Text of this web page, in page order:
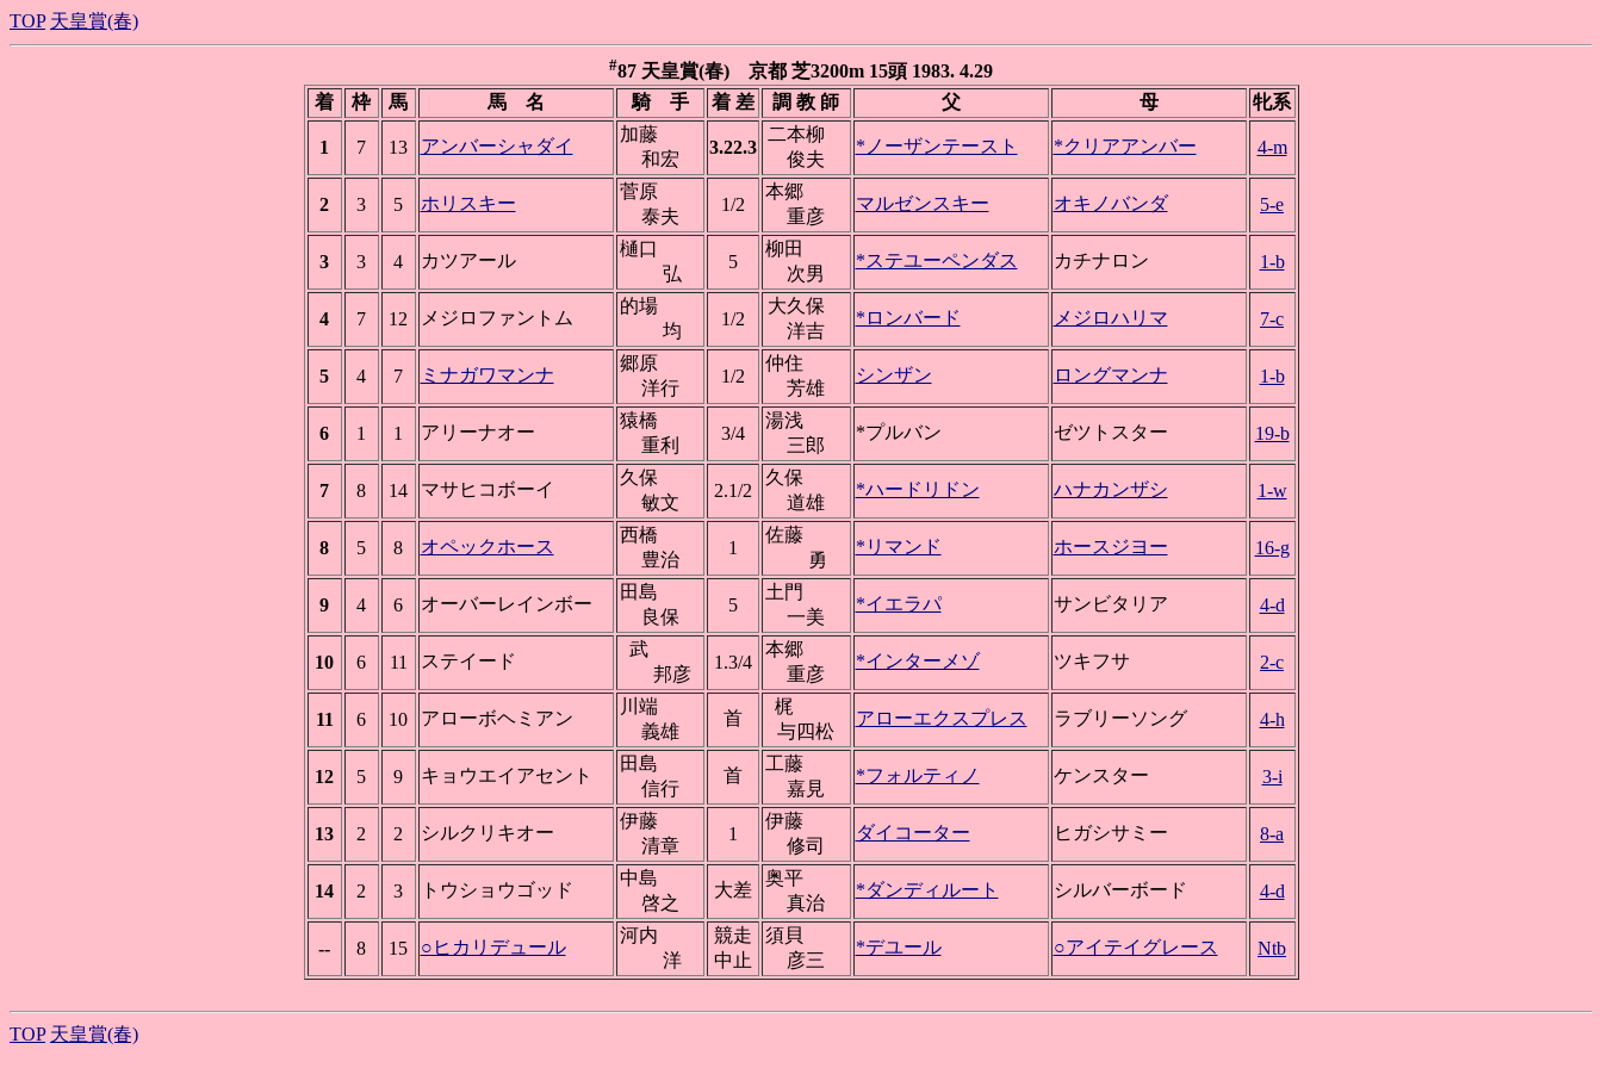
TOP 天皇賞(春)
#87 天皇賞(春) 京都 芝3200m 15頭 1983. 4.29
着
枠 馬 馬 名 騎 手 着 差 調 教 師 父 母 牝系
1 7 13 アンバーシャダイ
加藤
和宏
3.22.3
二本柳
俊夫
*ノーザンテースト *クリアアンバー 4-m
2 3 5 ホリスキー
菅原
泰夫
1/2
本郷
重彦
マルゼンスキー オキノバンダ 5-e
3 3 4 カツアール
樋口
弘
5
柳田
次男
*ステユーペンダス カチナロン 1-b
4 7 12 メジロファントム
的場
均
1/2
大久保
洋吉
*ロンバード メジロハリマ 7-c
5 4 7 ミナガワマンナ
郷原
洋行
1/2
仲住
芳雄
シンザン ロングマンナ 1-b
6 1 1 アリーナオー
猿橋
重利
3/4
湯浅
三郎
*プルバン ゼツトスター 19-b
7 8 14 マサヒコボーイ
久保
敏文
2.1/2
久保
道雄
*ハードリドン ハナカンザシ 1-w
8 5 8 オペックホース
西橋
豊治
1
佐藤
勇
*リマンド ホースジヨー 16-g
9 4 6 オーバーレインボー
田島
良保
5
土門
一美
*イエラパ サンビタリア 4-d
10 6 11 ステイード
武
邦彦
1.3/4
本郷
重彦
*インターメゾ ツキフサ 2-c
11 6 10 アローボヘミアン
川端
義雄
首
梶
与四松
アローエクスプレス ラブリーソング 4-h
12 5 9 キョウエイアセント
田島
信行
首
工藤
嘉見
*フォルティノ ケンスター 3-i
13 2 2 シルクリキオー
伊藤
清章
1
伊藤
修司
ダイコーター ヒガシサミー 8-a
14 2 3 トウショウゴッド
中島
啓之
大差
奥平
真治
*ダンディルート シルバーボード 4-d
-- 8 15 ○ヒカリデュール
河内
洋
競走
中止
須貝
彦三
*デユール ○アイテイグレース Ntb
TOP 天皇賞(春)